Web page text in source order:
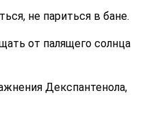
не париться в бане.
от палящего солнца
Декспантенола,